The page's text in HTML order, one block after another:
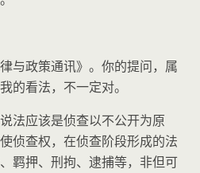
与政策通讯》。你的提问，属
的看法，不一定对。
法应该是侦查以不公开为原
侦查权，在侦查阶段形成的法
羁押、刑拘、逮捕等，非但可